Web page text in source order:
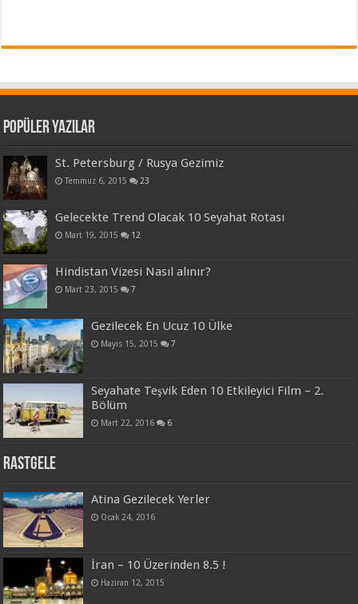
Popüler Yazılar
St. Petersburg / Rusya Gezimiz
Temmuz 6, 2015 23
Gelecekte Trend Olacak 10 Seyahat Rotası
Mart 19, 2015 12
Hindistan Vizesi Nasıl alınır?
Mart 23, 2015 7
Gezilecek En Ucuz 10 Ülke
Mayıs 15, 2015 7
Seyahate Teşvik Eden 10 Etkileyici Film – 2.
Bölüm
Mart 22, 2016 6
Rastgele
Atina Gezilecek Yerler
Ocak 24, 2016
İran – 10 Üzerinden 8.5 !
Haziran 12, 2015